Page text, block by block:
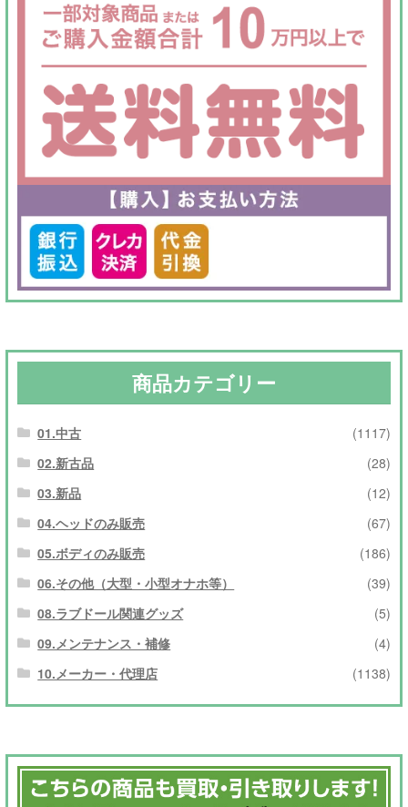
商品カテゴリー
01.中古
(1117)
02.新古品
(28)
03.新品
(12)
04.ヘッドのみ販売
(67)
05.ボディのみ販売
(186)
06.その他（大型・小型オナホ等）
(39)
08.ラブドール関連グッズ
(5)
09.メンテナンス・補修
(4)
10.メーカー・代理店
(1138)